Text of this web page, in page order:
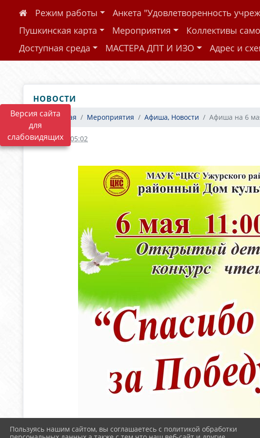
Версия сайта
для
слабовидящих
Режим работы Анкета "Удовлетворенность
Пушкинская карта
Мероприятия Коллективы
Доступная среда
МАСТЕРА ДПТ И ИЗО Адрес и
НОВОСТИ
Главная Мероприятия Афиша, Новости Афиша на 6
25.04.2023 05:02
Пользуясь нашим сайтом, вы соглашаетесь с политикой обработки